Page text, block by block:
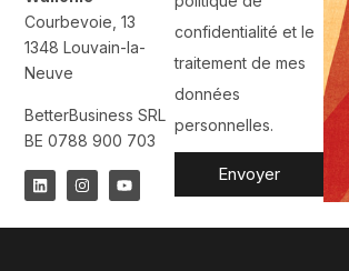
Courbevoie, 13
1348 Louvain-la-
Neuve
BetterBusiness SRL
BE 0788 900 703
confidentialité et le
traitement de mes
données
personnelles.
Envoyer